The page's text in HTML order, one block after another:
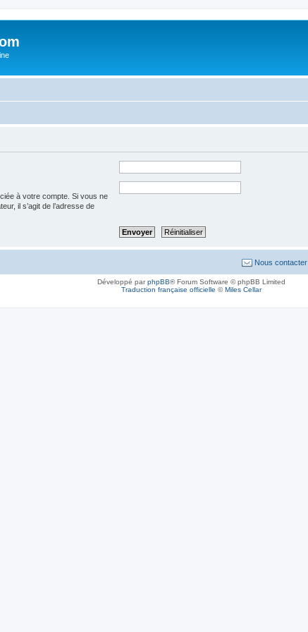
à votre compte. Si vous ne
il s’agit de l’adresse de
Nous contacter
Développé parphpBB® Forum Software © phpBB Limited
Traduction française officielle ©Miles Cellar